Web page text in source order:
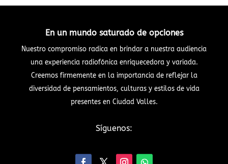
En un mundo saturado de opciones
Nuestro compromiso radica en brindar a nuestra audiencia
una experiencia radiofónica enriquecedora y variada.
Creemos firmemente en la importancia de reflejar la
diversidad de pensamientos, culturas y estilos de vida
presentes en Ciudad Valles.
Síguenos: